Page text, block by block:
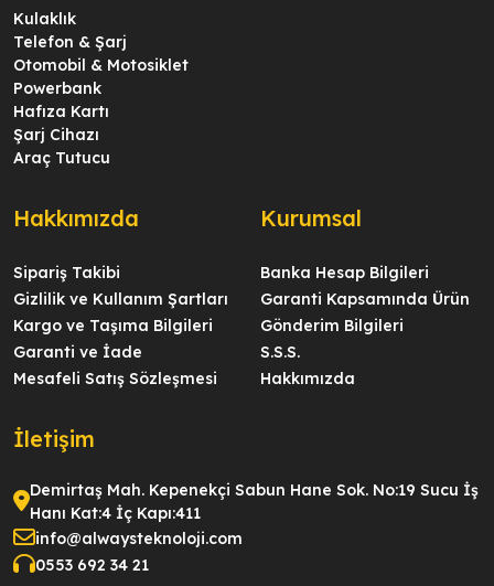
Kulaklık
Telefon & Şarj
Otomobil & Motosiklet
Powerbank
Hafıza Kartı
Şarj Cihazı
Araç Tutucu
Hakkımızda
Sipariş Takibi
Gizlilik ve Kullanım Şartları
Kargo ve Taşıma Bilgileri
Garanti ve İade
Mesafeli Satış Sözleşmesi
Kurumsal
Banka Hesap Bilgileri
Garanti Kapsamında Ürün
Gönderim Bilgileri
S.S.S.
Hakkımızda
İletişim
Demirtaş Mah. Kepenekçi Sabun Hane Sok. No:19 Sucu İş
Hanı Kat:4 İç Kapı:411
info@alwaysteknoloji.com
0553 692 34 21